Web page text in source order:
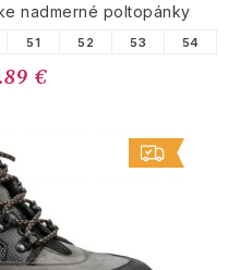
nadmerné poltopánky
51 52 53 54
€